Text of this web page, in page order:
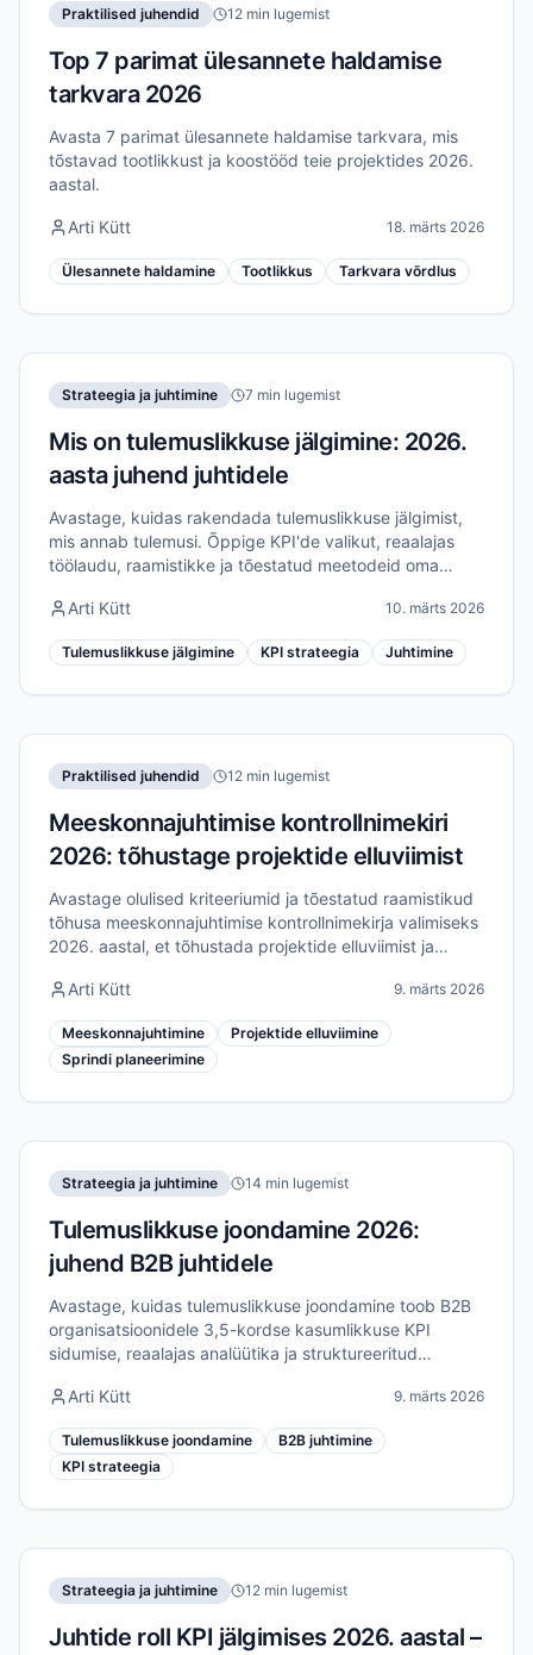
Praktilised juhendid 12 min lugemist
Top 7 parimat ülesannete haldamise
tarkvara 2026
Avasta 7 parimat ülesannete haldamise tarkvara, mis
tõstavad tootlikkust ja koostööd teie projektides 2026.
aastal.
Arti Kütt 18. märts 2026
Ülesannete haldamine Tootlikkus Tarkvara võrdlus
Strateegia ja juhtimine 7 min lugemist
Mis on tulemuslikkuse jälgimine: 2026.
aasta juhend juhtidele
Avastage, kuidas rakendada tulemuslikkuse jälgimist,
mis annab tulemusi. Õppige KPI'de valikut, reaalajas
töölaudu, raamistikke ja tõestatud meetodeid oma
Arti Kütt
10. märts 2026
Tulemuslikkuse jälgimine KPI strateegia Juhtimine
Praktilised juhendid 12 min lugemist
Meeskonnajuhtimise kontrollnimekiri
2026: tõhustage projektide elluviimist
Avastage olulised kriteeriumid ja tõestatud raamistikud
tõhusa meeskonnajuhtimise kontrollnimekirja valimiseks
2026. aastal, et tõhustada projektide elluviimist ja
Arti Kütt
9. märts 2026
Meeskonnajuhtimine
Projektide elluviimine
Sprindi planeerimine
Strateegia ja juhtimine 14 min lugemist
Tulemuslikkuse joondamine 2026:
juhend B2B juhtidele
Avastage, kuidas tulemuslikkuse joondamine toob B2B
organisatsioonidele 3,5-kordse kasumlikkuse KPI
sidumise, reaalajas analüütika ja struktureeritud
elluviimisega.
Arti Kütt 9. märts 2026
Tulemuslikkuse joondamine
B2B juhtimine
KPI strateegia
Strateegia ja juhtimine 12 min lugemist
Juhtide roll KPI jälgimises 2026. aastal –